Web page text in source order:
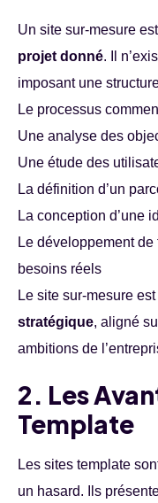
Un site sur-mesure
projet donné. Il
imposant une
Le processus
Une analyse des
Une étude des
La définition d’un
La conception d’une
Le développement
besoins réels
Le site sur-mesure
stratégique, aligné
ambitions de
2. Les
Template
Les sites template
un hasard. Ils